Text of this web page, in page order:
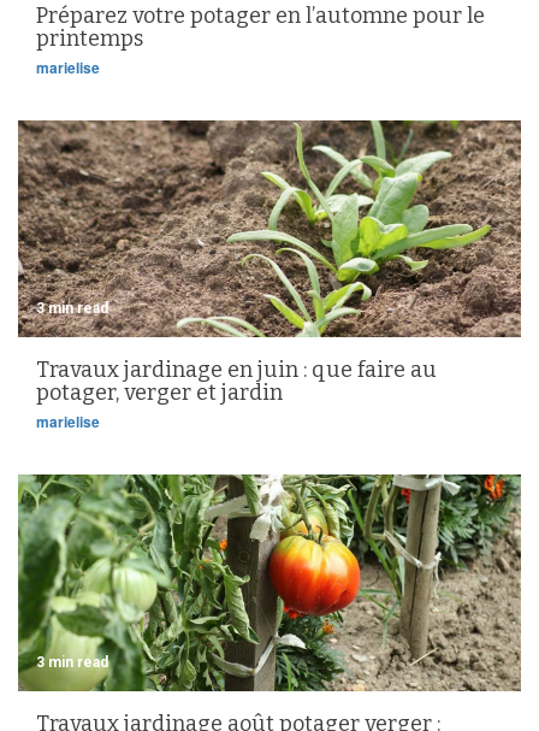
Préparez votre potager en l’automne pour le
printemps
marielise
3 min read
Travaux jardinage en juin : que faire au
potager, verger et jardin
marielise
3 min read
Travaux jardinage août potager verger :